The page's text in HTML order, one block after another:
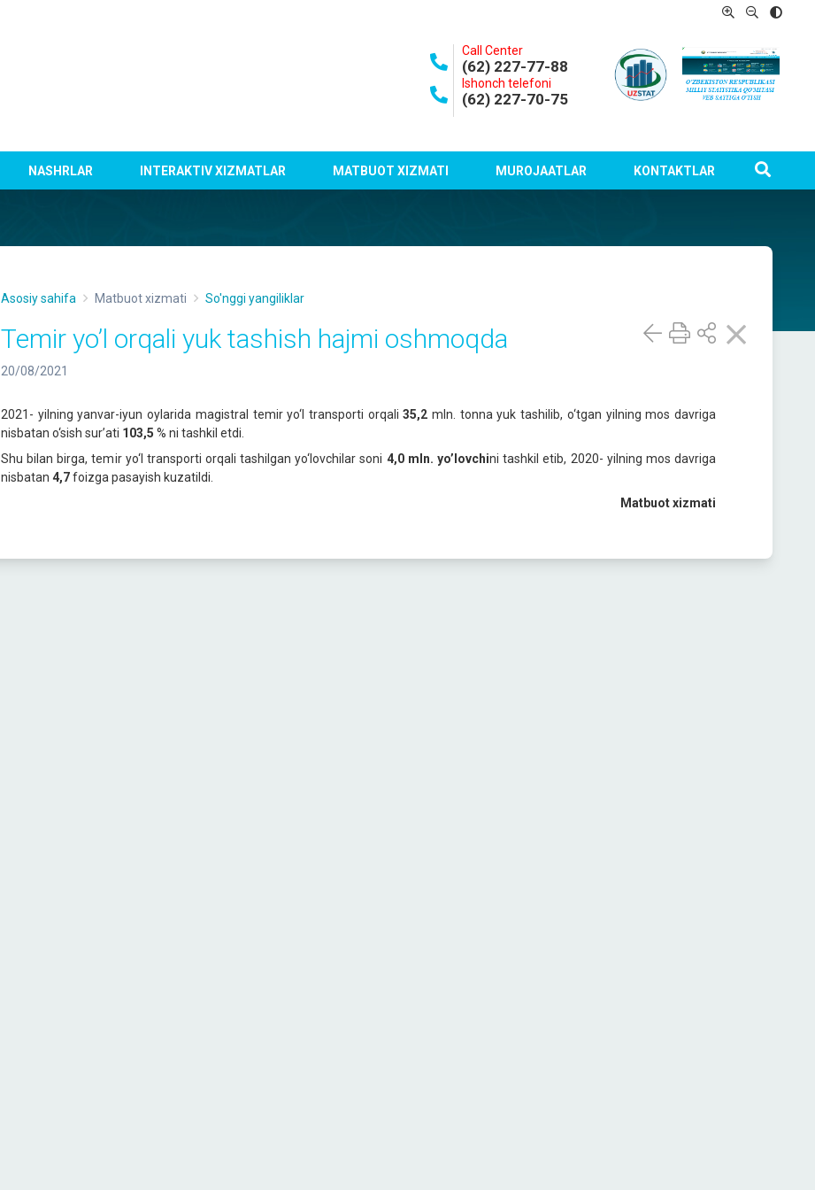
Call Center
(62) 227-77-88
Ishonch telefoni
(62) 227-70-75
NASHRLAR INTERAKTIV XIZMATLAR MATBUOT XIZMATI MUROJAATLAR KONTAKTLAR
Asosiy sahifa Matbuot xizmati So'nggi yangiliklar
Temir yo’l orqali yuk tashish hajmi oshmoqda
20/08/2021
2021- yilning yanvar-iyun oylarida magistral temir yo‘l transporti orqali35,2 mln. tonna yuk tashilib, o‘tgan yilning mos davriga
nisbatan o‘sish sur’ati 103,5 % ni tashkil etdi.
Shu bilan birga, temir yo‘l transporti orqali tashilgan yo‘lovchilar soni 4,0 mln. yo’lovchini tashkil etib, 2020- yilning mos davriga
nisbatan 4,7foizga pasayish kuzatildi.
Matbuot xizmati